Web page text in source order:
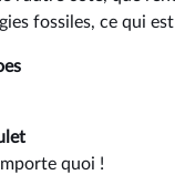
fossiles, ce qui
quoi !